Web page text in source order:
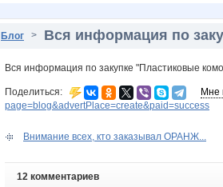
Блог > Вся информация по
Вся информация по закупке "Пластиковые
Поделиться: Мне
page=blog&advertPlace=create&paid=success
Внимание всех, кто заказывал ОРАНЖ...
12 комментариев